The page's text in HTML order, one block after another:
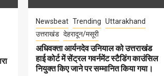
Newsbeat Trending Uttarakhand
उत्तराखंड देहरादून/मसूरी
अधिवक्ता आर्यनदेव उनियाल को उत्तराखंड
हाई कोर्ट में सेंट्रल गवर्नमेंट स्टैडिंग काउंसिल
नियुक्त किए जाने पर सम्मानित किया गया।